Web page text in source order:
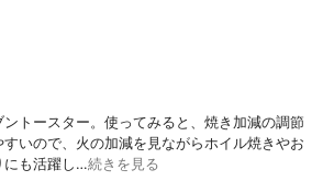
トースター。使ってみると、焼き加減の調節
いので、火の加減を見ながらホイル焼きやお
にも活躍し…続きを見る